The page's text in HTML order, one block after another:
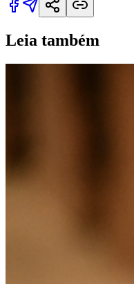
Leia também